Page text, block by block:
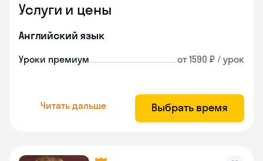
Услуги и цены
Английский язык
Уроки премиум от 1590 ₽ / урок
Читать дальше Выбрать время